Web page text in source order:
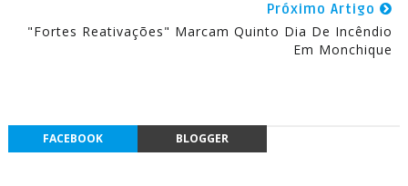
Próximo Artigo
"Fortes Reativações" Marcam Quinto Dia De Incêndio
Em Monchique
FACEBOOK BLOGGER